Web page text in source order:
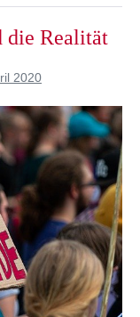
die Realität
2020